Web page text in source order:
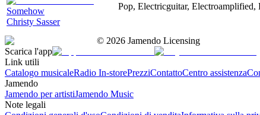
Somehow
Christy Sasser
Pop, Electricguitar, Electroamplified,
© 2026 Jamendo Licensing
Scarica l'app
Link utili
Catalogo musicaleRadio In-storePrezziContattoCentro assistenza
Jamendo
Jamendo per artistiJamendo Music
Note legali